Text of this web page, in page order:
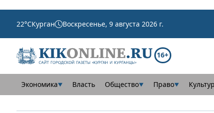
22°CКурган Воскресенье, 9 августа 2026 г.
16+
Экономика▼ Власть Общество▼ Право▼